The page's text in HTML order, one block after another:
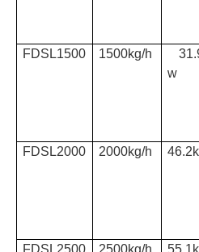
FDSL1500 1500kg/h
w
FDSL2000 2000kg/h
FDSL2500 2500kg/h